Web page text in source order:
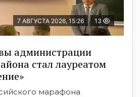
7 АВГУСТА 2026, 15:26 13
администрации
стал лауреатом
марафона